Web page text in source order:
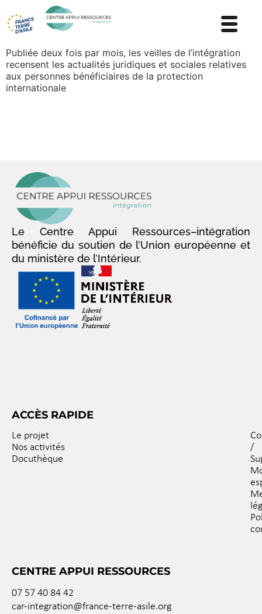
Publiée deux fois par mois, les veilles de l’intégration
recensent les actualités juridiques et sociales relatives
aux personnes bénéficiaires de la protection
internationale
Le Centre Appui Ressources–intégration
bénéficie du soutien de l’Union européenne et
du ministère de l’Intérieur.
ACCÈS RAPIDE
Le projet
Nos activités
Docuthèque
/
CENTRE APPUI RESSOURCES
07 57 40 84 42
car-integration@france-terre-asile.org